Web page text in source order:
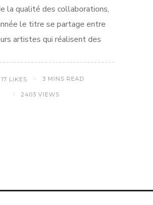
la qualité des collaborations,
le titre se partage entre
artistes qui réalisent des
17 LIKES 3 MINS READ
2403 VIEWS